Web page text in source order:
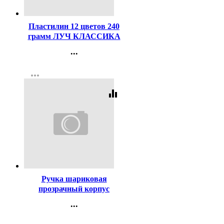
Пластилин 12 цветов 240
грамм ЛУЧ КЛАССИКА
коробка арт 7С331-08
...
Регистрация
more_horiz
equalizer
Ручка шариковая
прозрачный корпус
арт.АА 927 BL
...